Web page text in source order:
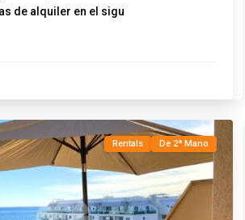
de alquiler en el sigu
Rentals De 2ª Mano